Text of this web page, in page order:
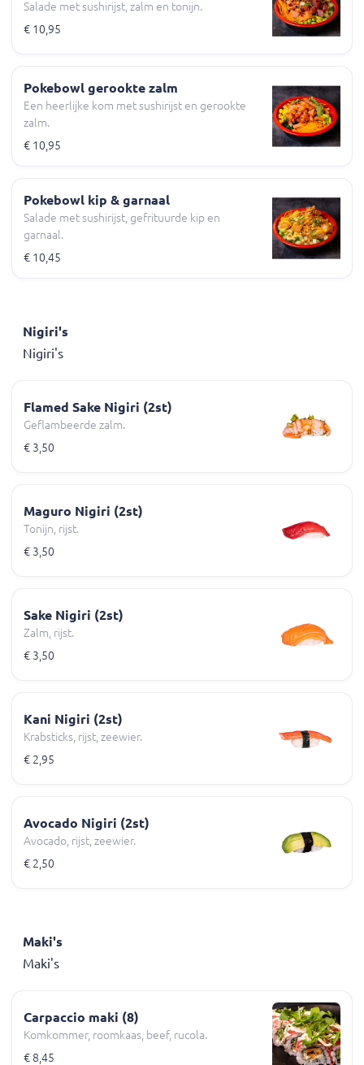
Salade met sushirijst, zalm en tonijn.
€ 10,95
Pokebowl gerookte zalm
Een heerlijke kom met sushirijst en gerookte
zalm.
€ 10,95
Pokebowl kip & garnaal
Salade met sushirijst, gefrituurde kip en
garnaal.
€ 10,45
Nigiri's
Nigiri's
Flamed Sake Nigiri (2st)
Geflambeerde zalm.
€ 3,50
Maguro Nigiri (2st)
Tonijn, rijst.
€ 3,50
Sake Nigiri (2st)
Zalm, rijst.
€ 3,50
Kani Nigiri (2st)
Krabsticks, rijst, zeewier.
€ 2,95
Avocado Nigiri (2st)
Avocado, rijst, zeewier.
€ 2,50
Maki's
Maki's
Carpaccio maki (8)
Komkommer, roomkaas, beef, rucola.
€ 8,45